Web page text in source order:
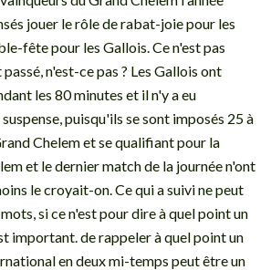
jouer le rôle de rabat-joie pour les
fête pour les Gallois. Ce n'est pas
n'est-ce pas ? Les Gallois ont
les 80 minutes et il n'y a eu
puisqu'ils se sont imposés 25 à
Chelem et se qualifiant pour la
et le dernier match de la journée n'ont
le croyait-on. Ce qui a suivi ne peut
si ce n'est pour dire à quel point un
important. de rappeler à quel point un
en deux mi-temps peut être un